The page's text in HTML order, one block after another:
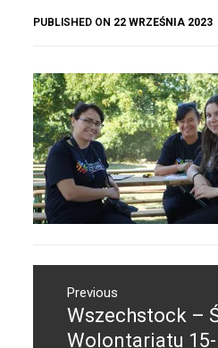
PUBLISHED ON 22 WRZEŚNIA 2023
wpisuPrevious
Previous
post:
Wszechstock –
Wolontariatu 15-